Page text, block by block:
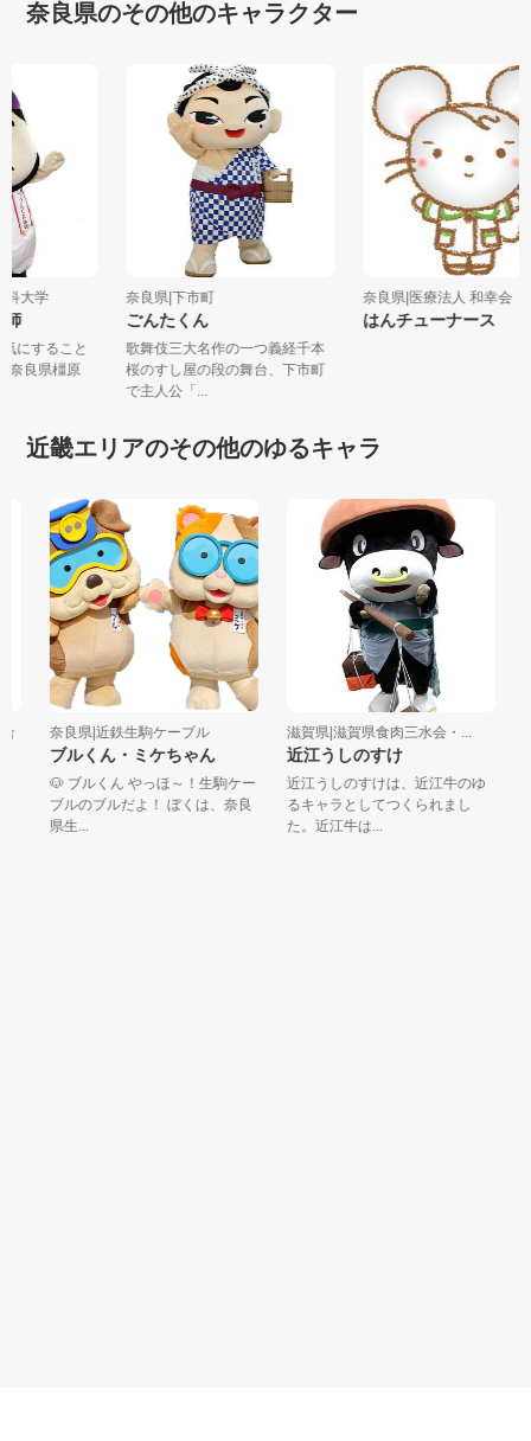
奈良県のその他のキャラクター
科大学
師
気にすること
に奈良県橿原
奈良県|下市町
ごんたくん
歌舞伎三大名作の一つ義経千本
桜のすし屋の段の舞台、下市町
で主人公「...
奈良県|医療法人 和幸
はんチューナース
近畿エリアのその他のゆるキャラ
奈良県|近鉄生駒ケーブル
ブルくん・ミケちゃん
🐶 ブルくん やっほ～！生駒ケー
ブルのブルだよ！ ぼくは、奈良
県生...
滋賀県|滋賀県食肉三水会・...
近江うしのすけ
近江うしのすけは、近江牛のゆ
るキャラとしてつくられまし
た。近江牛は...